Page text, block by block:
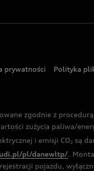
prywatności
Polityka
zgodnie z
zużycia paliwa/
i emisji CO2 są
pl/danewltp/.
pojazdu,